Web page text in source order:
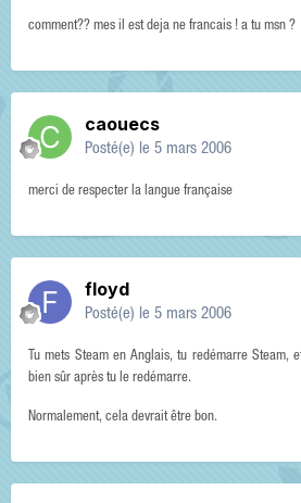
comment?? mes il est deja ne francais ! a tu msn ?
caouecs
Posté(e) le 5 mars 2006
merci de respecter la langue française
floyd
Posté(e) le 5 mars 2006
Tu mets Steam en Anglais, tu redémarre Steam,
bien sûr après tu le redémarre.
Normalement, cela devrait être bon.